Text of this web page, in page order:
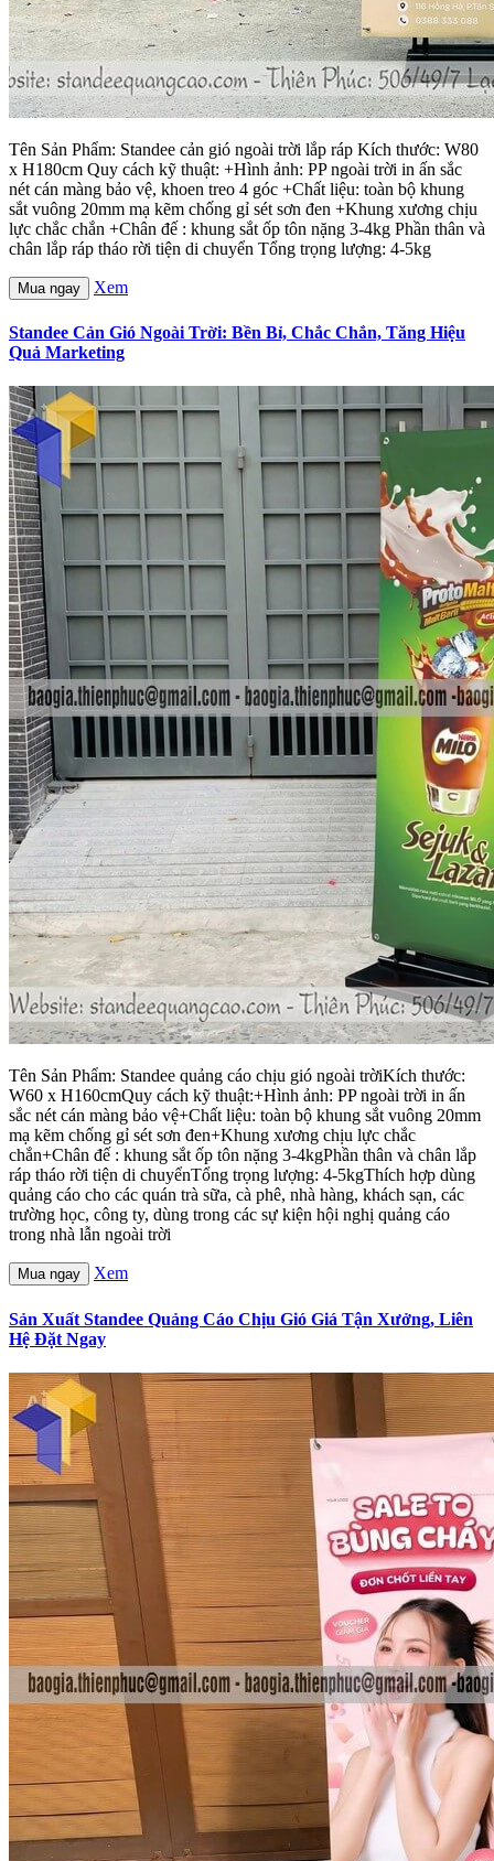
Tên Sản Phẩm: Standee cản gió ngoài trời lắp ráp Kích thước: W80
x H180cm Quy cách kỹ thuật: +Hình ảnh: PP ngoài trời in ấn sắc
nét cán màng bảo vệ, khoen treo 4 góc +Chất liệu: toàn bộ khung
sắt vuông 20mm mạ kẽm chống gỉ sét sơn đen +Khung xương chịu
lực chắc chắn +Chân đế : khung sắt ốp tôn nặng 3-4kg Phần thân và
chân lắp ráp tháo rời tiện di chuyển Tổng trọng lượng: 4-5kg
Mua ngay Xem
Standee Cản Gió Ngoài Trời: Bền Bỉ, Chắc Chắn, Tăng Hiệu
Quả Marketing
Tên Sản Phẩm: Standee quảng cáo chịu gió ngoài trờiKích thước:
W60 x H160cmQuy cách kỹ thuật:+Hình ảnh: PP ngoài trời in ấn
sắc nét cán màng bảo vệ+Chất liệu: toàn bộ khung sắt vuông 20mm
mạ kẽm chống gỉ sét sơn đen+Khung xương chịu lực chắc
chắn+Chân đế : khung sắt ốp tôn nặng 3-4kgPhần thân và chân lắp
ráp tháo rời tiện di chuyểnTổng trọng lượng: 4-5kgThích hợp dùng
quảng cáo cho các quán trà sữa, cà phê, nhà hàng, khách sạn, các
trường học, công ty, dùng trong các sự kiện hội nghị quảng cáo
trong nhà lẫn ngoài trời
Mua ngay Xem
Sản Xuất Standee Quảng Cáo Chịu Gió Giá Tận Xưởng, Liên
Hệ Đặt Ngay